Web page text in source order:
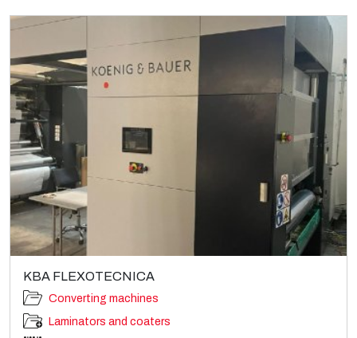
KBA FLEXOTECNICA
Converting machines
Laminators and coaters